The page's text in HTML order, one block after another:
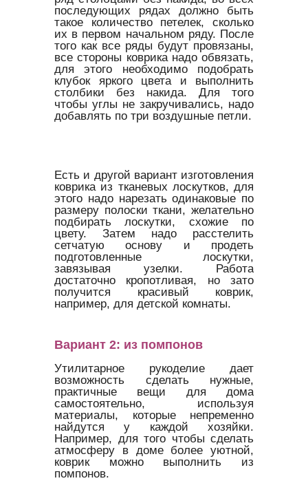
последующих рядах должно быть
такое количество петелек, сколько
их в первом начальном ряду. После
того как все ряды будут провязаны,
все стороны коврика надо обвязать,
для этого необходимо подобрать
клубок яркого цвета и выполнить
столбики без накида. Для того
чтобы углы не закручивались, надо
добавлять по три воздушные петли.
Есть и другой вариант изготовления
коврика из тканевых лоскутков, для
этого надо нарезать одинаковые по
размеру полоски ткани, желательно
подбирать лоскутки, схожие по
цвету. Затем надо расстелить
сетчатую основу и продеть
подготовленные лоскутки,
завязывая узелки. Работа
достаточно кропотливая, но зато
получится красивый коврик,
например, для детской комнаты.
Вариант 2: из помпонов
Утилитарное рукоделие дает
возможность сделать нужные,
практичные вещи для дома
самостоятельно, используя
материалы, которые непременно
найдутся у каждой хозяйки.
Например, для того чтобы сделать
атмосферу в доме более уютной,
коврик можно выполнить из
помпонов.